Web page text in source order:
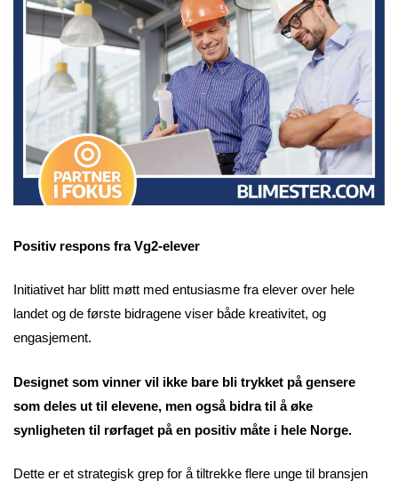
Positiv respons fra Vg2-elever
Initiativet har blitt møtt med entusiasme fra elever over hele
landet og de første bidragene viser både kreativitet, og
engasjement.
Designet som vinner vil ikke bare bli trykket på gensere
som deles ut til elevene, men også bidra til å øke
synligheten til rørfaget på en positiv måte i hele Norge.
Dette er et strategisk grep for å tiltrekke flere unge til bransjen